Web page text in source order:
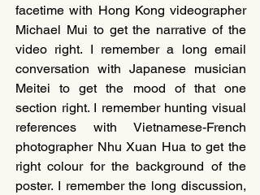
facetime with Hong Kong videographer
Michael Mui to get the narrative of the
video right. I remember a long email
conversation with Japanese musician
Meitei to get the mood of that one
section right. I remember hunting visual
references with Vietnamese-French
photographer Nhu Xuan Hua to get the
right colour for the background of the
poster. I remember the long discussion,